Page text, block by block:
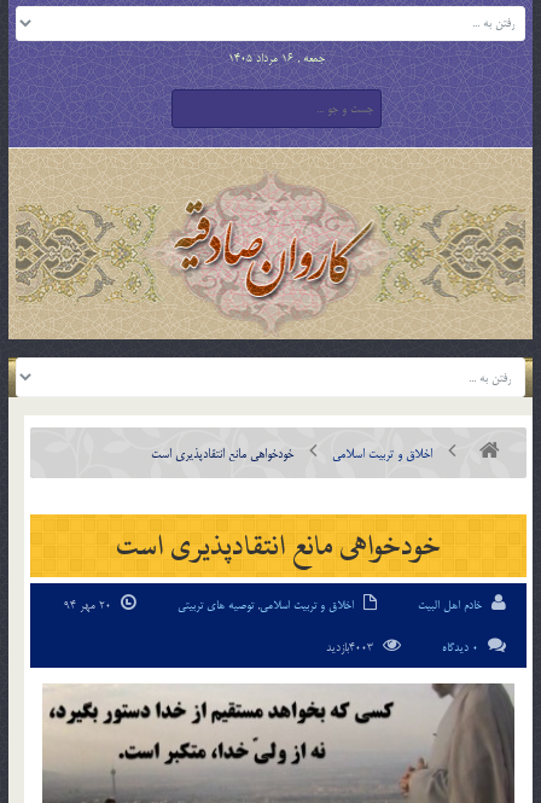
جمعه , 16 مرداد 1405
اخلاق و تربیت اسلامی خودخواهی مانع انتقادپذیری است
خودخواهی مانع انتقادپذیری است
خادم اهل البیت اخلاق و تربیت اسلامی,توصیه های تربیتی
0 دیدگاه